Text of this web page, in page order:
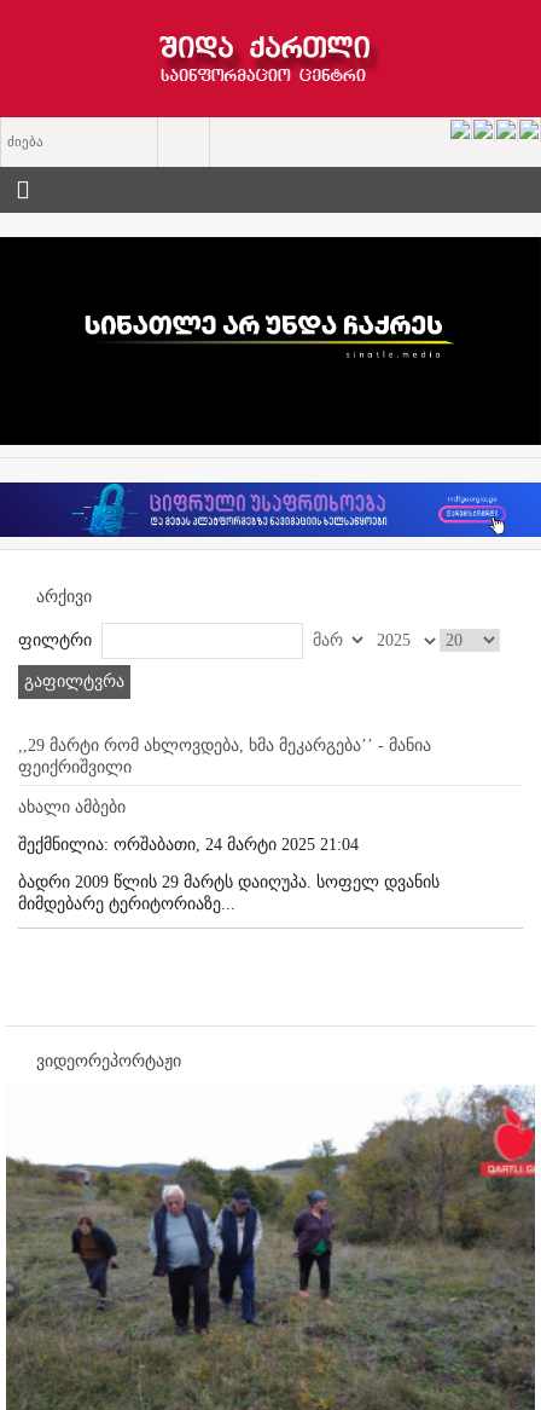
არქივი
ფილტრი
გაფილტვრა
,,29 მარტი რომ ახლოვდება, ხმა მეკარგება’’ - მანია
ფეიქრიშვილი
ახალი ამბები
შექმნილია: ორშაბათი, 24 მარტი 2025 21:04
ბადრი 2009 წლის 29 მარტს დაიღუპა. სოფელ დვანის
მიმდებარე ტერიტორიაზე...
ვიდეორეპორტაჟი